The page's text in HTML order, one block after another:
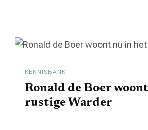
KENNISBANK
Ronald de Boer
rustige Warder